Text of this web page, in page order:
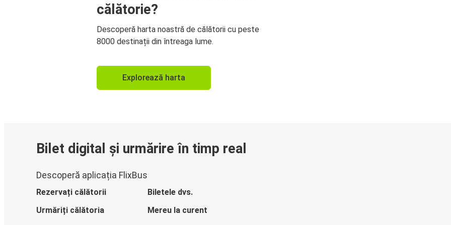
călătorie?
Descoperă harta noastră de călătorii cu peste
8000 destinații din întreaga lume.
Explorează harta
Bilet digital și urmărire în timp real
Descoperă aplicația FlixBus
Rezervați călătorii
Biletele dvs.
Urmăriți călătoria
Mereu la curent